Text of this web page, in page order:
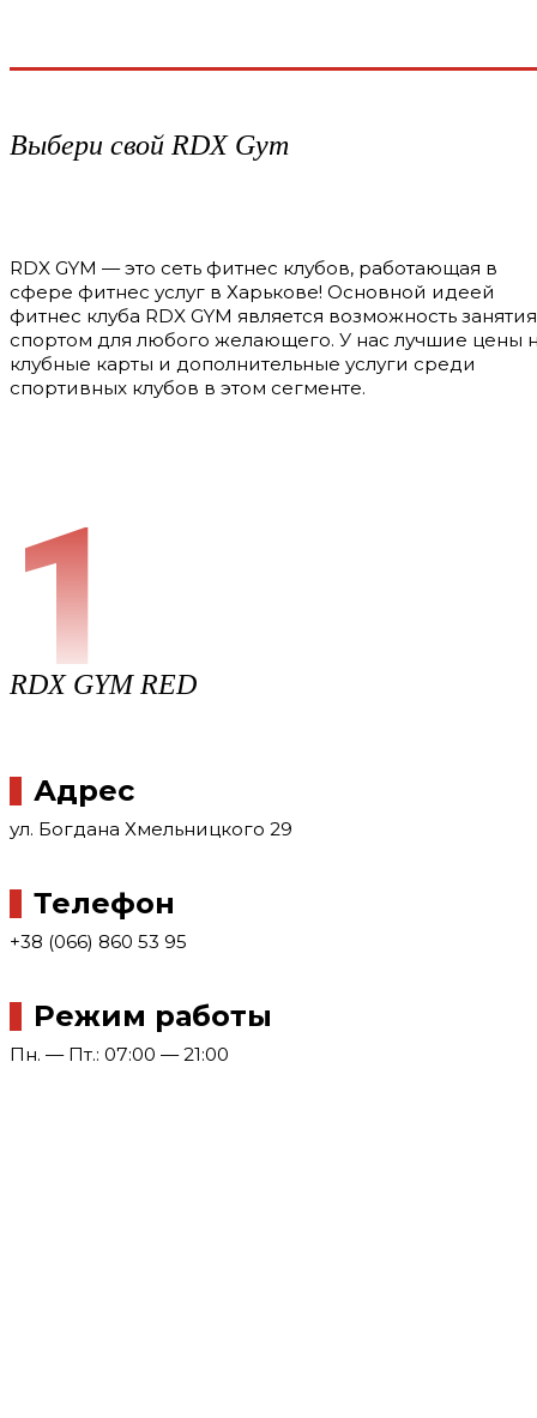
Выбери свой RDX Gym
RDX GYM — это сеть фитнес клубов, работающая в
сфере фитнес услуг в Харькове! Основной идеей
фитнес клуба RDX GYM является возможность занятия
спортом для любого желающего. У нас лучшие цены
клубные карты и дополнительные услуги среди
спортивных клубов в этом сегменте.
1
RDX GYM RED
Адрес
ул. Богдана Хмельницкого 29
Телефон
+38 (066) 860 53 95
Режим работы
Пн. — Пт.: 07:00 — 21:00